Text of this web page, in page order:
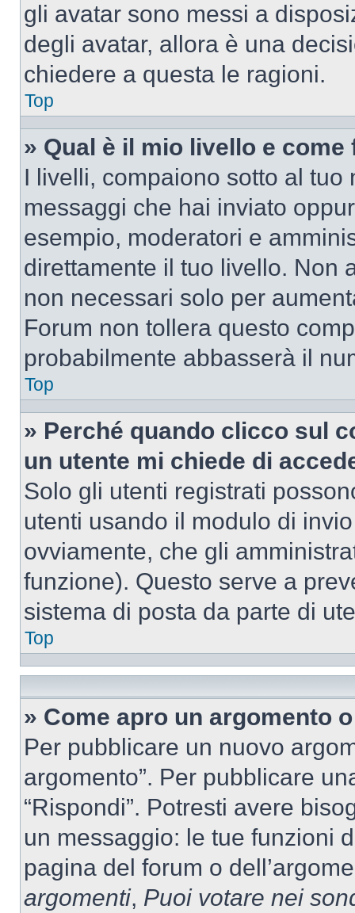
gli avatar sono messi a
degli avatar, allora è una
chiedere a questa le ragioni.
Top
» Qual è il mio livello e
I livelli, compaiono sotto al
messaggi che hai inviato
esempio, moderatori e
direttamente il tuo livello. Non
non necessari solo per
Forum non tollera questo
probabilmente abbasserà il
Top
» Perché quando clicco sul
un utente mi chiede di
Solo gli utenti registrati
utenti usando il modulo di
ovviamente, che gli
funzione). Questo serve a
sistema di posta da parte di
Top
» Come apro un argomento
Per pubblicare un nuovo
argomento”. Per pubblicare
“Rispondi”. Potresti avere
un messaggio: le tue funzioni
pagina del forum o
argomenti, Puoi votare nei